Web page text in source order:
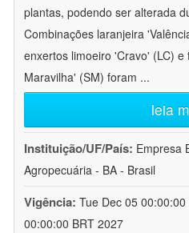
plantas, podendo ser alterada
Combinações laranjeira
enxertos limoeiro 'Cravo' (LC)
Maravilha' (SM) foram ...
leia
Instituição/UF/País: Empresa
Agropecuária - BA - Brasil
Vigência: Tue Dec 05
00:00:00 BRT 2027